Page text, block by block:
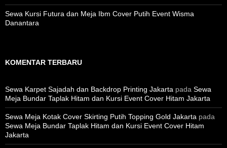
Sewa Kursi Futura dan Meja Ibm Cover Putih Event Wisma
Danantara
KOMENTAR TERBARU
Sewa Karpet Sajadah dan Backdrop Printing Jakarta pada Sewa
Meja Bundar Taplak Hitam dan Kursi Event Cover Hitam Jakarta
Sewa Meja Kotak Cover Skirting Putih Topping Gold Jakarta pada
Sewa Meja Bundar Taplak Hitam dan Kursi Event Cover Hitam
Jakarta